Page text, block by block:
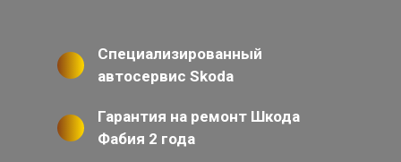
Специализированный
автосервис Skoda
Гарантия на ремонт Шкода
Фабия 2 года